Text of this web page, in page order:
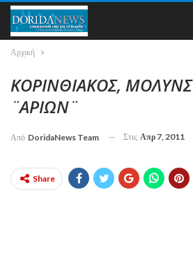
Αρχική
ΚΟΡΙΝΘΙΑΚΟΣ,
¨ΑΡΙΩΝ¨
Από DoridaNews Team Στις Απρ 7, 2011
Share